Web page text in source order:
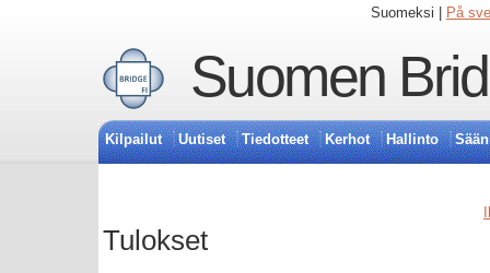
Suomeksi | På
Suomen
Kilpailut Uutiset Tiedotteet Kerhot Hallinto
Tulokset